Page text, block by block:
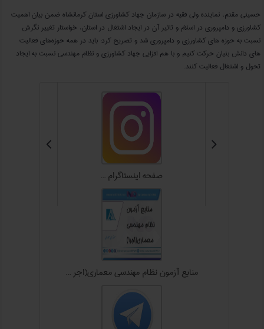
حسینی مقدم، نماینده ولی فقیه در سازمان جهاد کشاورزی استان کرمانشاه ضمن بیان اهمیت
کشاورزی و دامپروری در اسلام و تاثیر آن در ایجاد اشتغال در استان، خواستار تغییر نگرش
نسبت به حوزه ‌های کشاورزی و دامپروری شد و تصریح کرد: باید در همه حوزه‌های فعالیت‌
های دانش بنیان حرکت کنیم و با هم افزایی جهاد کشاورزی و نظام مهندسی نسبت به ایجاد
تحول و اشتغال فعالیت کنند.

صفحه اینستاگرام ...
منابع آزمون نظام مهندسی معماري(اجر ...
